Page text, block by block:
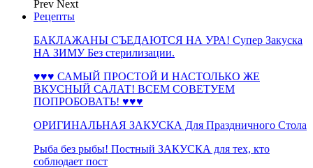
Prev Next
Рецепты
БАКЛАЖАНЫ СЪЕДАЮТСЯ НА УРА! Супер Закуска
НА ЗИМУ Без стерилизации.
♥♥♥ САМЫЙ ПРОСТОЙ И НАСТОЛЬКО ЖЕ
ВКУСНЫЙ САЛАТ! ВСЕМ СОВЕТУЕМ
ПОПРОБОВАТЬ! ♥♥♥
ОРИГИНАЛЬНАЯ ЗАКУСКА Для Праздничного Стола
Рыба без рыбы! Постный ЗАКУСКА для тех, кто
соблюдает пост